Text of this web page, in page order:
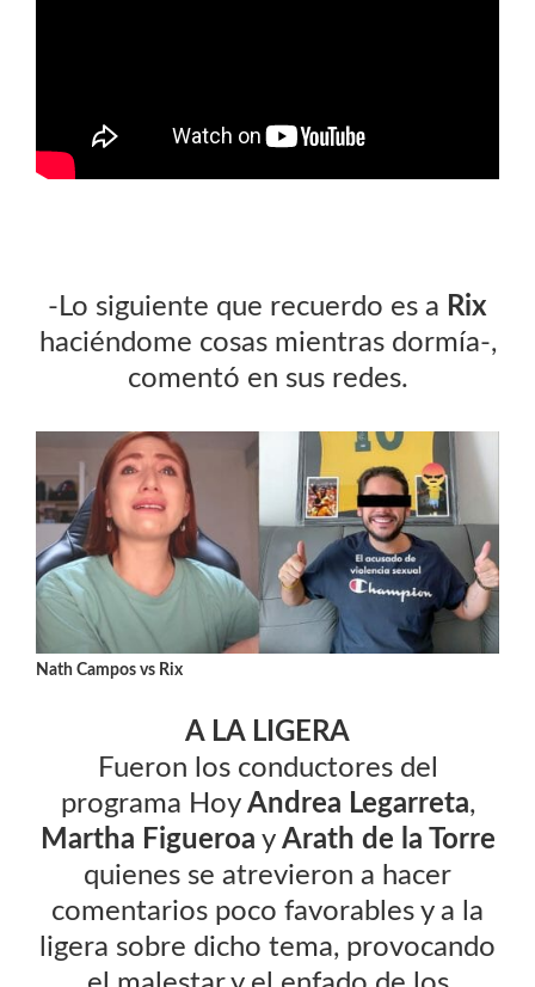
-Lo siguiente que recuerdo es a Rix
haciéndome cosas mientras dormía-,
comentó en sus redes.
Nath Campos vs Rix
A LA LIGERA
Fueron los conductores del
programa HoyAndrea Legarreta,
Martha Figueroa y Arath de la Torre
quienes se atrevieron a hacer
comentarios poco favorables y a la
ligera sobre dicho tema, provocando